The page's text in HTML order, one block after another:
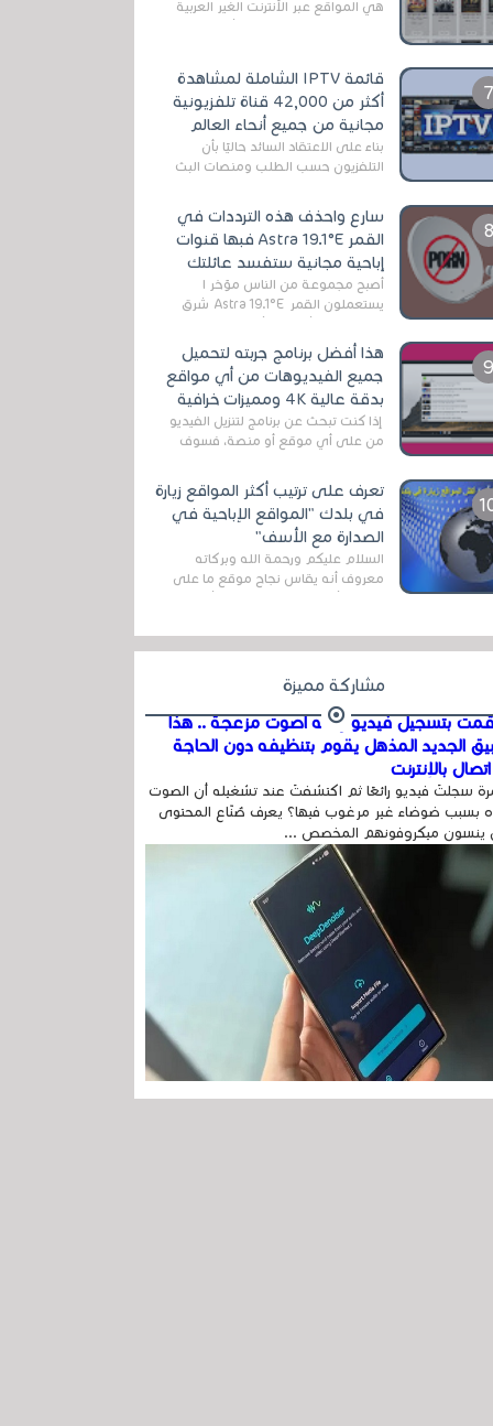
هي المواقع عبر الأنترنت الغير العربية
التي تقدم خدمة تحميل الأفلام على
قائمة IPTV الشاملة لمشاهدة
أكثر من 42,000 قناة تلفزيونية
مجانية من جميع أنحاء العالم
بناءً على الاعتقاد السائد حاليًا بأن
التلفزيون حسب الطلب ومنصات البث
سارع واحذف هذه الترددات في
القمر Astra 19.1°E فبها قنوات
إباحية مجانية ستفسد عائلتك
أصبح مجموعة من الناس مؤخر ا
يستعملون القمر Astra 19.1°E شرق
وذلك بسبب أن هذا الأخير يتوفرعلى
قنوات مميزة جدا تنقل العديد من البرامج
اله...
هذا أفضل برنامج جربته لتحميل
جميع الفيديوهات من أي مواقع
بدقة عالية 4K ومميزات خرافية
إذا كنت تبحث عن برنامج لتنزيل الفيديو
من على أي موقع أو منصة، فسوف
الخاصة بالبرامج والتطبيقات في هذا
المج...
تعرف على ترتيب أكثر المواقع زيارة
في بلدك "المواقع الإباحية في
الصدارة مع الأسف"
السلام عليكم ورحمة الله وبركاته
معروف أنه يقاس نجاح موقع ما على
في...
مشاركة مميزة
بتسجيل فيديو وفيه أصوت مزعجة .. هذا
الجديد المذهل يقوم بتنظيفه دون الحاجة
بالإنترنت
سجلتَ فيديو رائعًا ثم اكتشفتَ عند تشغيله أن الصوت
بسبب ضوضاء غير مرغوب فيها؟ يعرف صُنّاع المحتوى
ينسون ميكروفونهم المخصص ...